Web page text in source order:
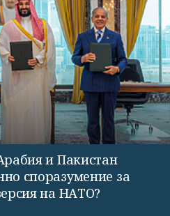
и Пакистан
споразумение за
на НАТО?